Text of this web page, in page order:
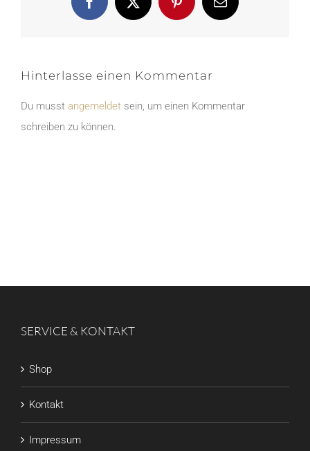
Facebook
X PinterestE-
Mail
Hinterlasse einen Kommentar
Du musst angemeldet sein, um einen Kommentar
schreiben zu können.
SERVICE & KONTAKT
Shop
Kontakt
Impressum